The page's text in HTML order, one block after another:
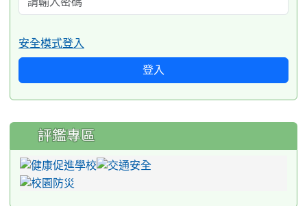
安全模式登入
登入
評鑑專區